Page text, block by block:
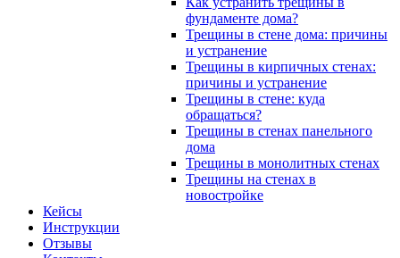
фундаменте дома?
Трещины в стене дома: причины
и устранение
Трещины в кирпичных стенах:
причины и устранение
Трещины в стене: куда
обращаться?
Трещины в стенах панельного
дома
Трещины в монолитных стенах
Трещины на стенах в
новостройке
Кейсы
Инструкции
Отзывы